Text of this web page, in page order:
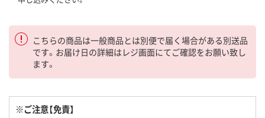
こちらの商品は一般商品とは別便で届く場合がある別送品
です。お届け日の詳細はレジ画面にてご確認をお願い致し
ます。
※ご注意【免責】